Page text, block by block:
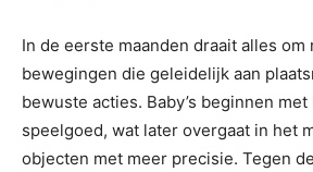
In de eerste maanden draait alles om
bewegingen die geleidelijk aan
bewuste acties. Baby’s beginnen
speelgoed, wat later overgaat in het
objecten met meer precisie. Tegen